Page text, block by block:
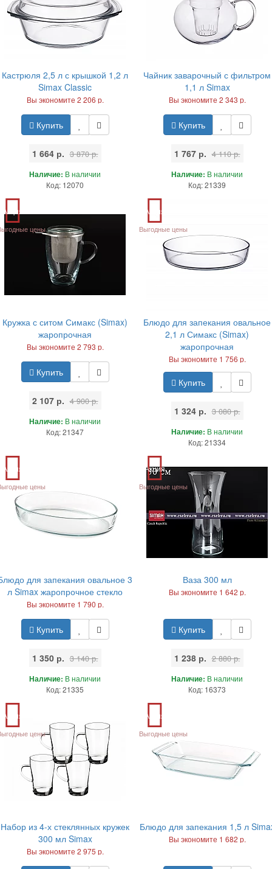
Кастрюля 2,5 л с крышкой 1,2 л
Simax Classic
Вы экономите 2 206 р.
Купить
1 664 р. 3 870 р.
Наличие: В наличии
Код: 12070
Чайник заварочный с фильтром
1,1 л Simax
Вы экономите 2 343 р.
Купить
1 767 р. 4 110 р.
Наличие: В наличии
Код: 21339
Акция
цены
Кружка с ситом Симакс (Simax)
жаропрочная
Вы экономите 2 793 р.
Купить
2 107 р. 4 900 р.
Наличие: В наличии
Код: 21347
Акция
Выгодные цены
Блюдо для запекания овальное
2,1 л Симакс (Simax)
жаропрочная
Вы экономите 1 756 р.
Купить
1 324 р. 3 080 р.
Наличие: В наличии
Код: 21334
Акция
цены
для запекания овальное 3
л Simax жаропрочное стекло
Вы экономите 1 790 р.
Купить
1 350 р. 3 140 р.
Наличие: В наличии
Код: 21335
Акция
Выгодные цены
Ваза 300 мл
Вы экономите 1 642 р.
Купить
1 238 р. 2 880 р.
Наличие: В наличии
Код: 16373
Акция
цены
Набор из 4-х стеклянных кружек
300 мл Simax
Вы экономите 2 975 р.
Акция
Выгодные цены
Блюдо для запекания 1,5 л
Вы экономите 1 682 р.